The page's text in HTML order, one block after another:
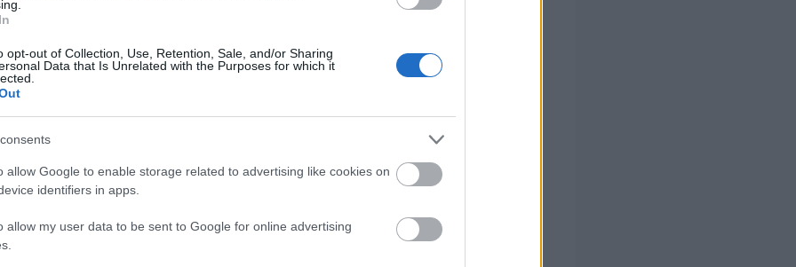
opt-out of Collection, Use, Retention, Sale, and/or Sharing
Data that Is Unrelated with the Purposes for which it
allow Google to enable storage related to advertising like cookies on
identifiers in apps.
allow my user data to be sent to Google for online advertising
λαμβάνουν
η ανικανότητα φτάνει το 80% ή και περισσότερο, το ποσό
κατά 50%
Αγγλικών σε μόνο 2 ημέρες στα χέρια σας